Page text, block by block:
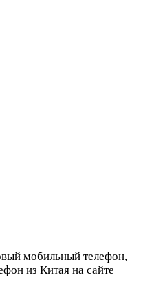
мобильный телефон,
из Китая на сайте